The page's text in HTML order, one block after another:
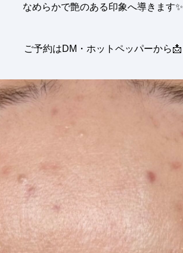
なめらかで艶のある印象へ導きます✨
ご予約はDM・ホットペッパーから📩